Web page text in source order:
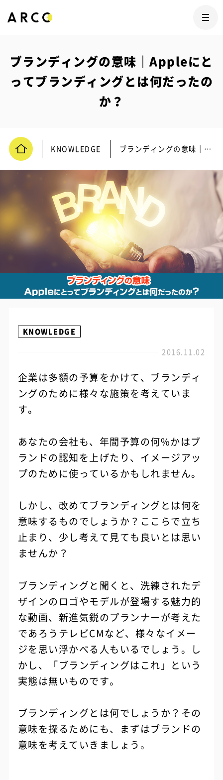
ブランディングの意味｜Appleにと
ってブランディングとは何だったの
か？
KNOWLEDGE ブランディングの意味｜Appleにとってブランディングとは何だったのか？
KNOWLEDGE
2016.11.02
企業は多額の予算をかけて、ブランディ
ングのために様々な施策を考えていま
す。
あなたの会社も、年間予算の何%かはブ
ランドの認知を上げたり、イメージアッ
プのために使っているかもしれません。
しかし、改めてブランディングとは何を
意味するものでしょうか？ここらで立ち
止まり、少し考えて見ても良いとは思い
ませんか？
ブランディングと聞くと、洗練されたデ
ザインのロゴやモデルが登場する魅力的
な動画、新進気鋭のプランナーが考えた
であろうテレビCMなど、様々なイメー
ジを思い浮かべる人もいるでしょう。し
かし、「ブランディングはこれ」という
実態は無いものです。
ブランディングとは何でしょうか？その
意味を探るためにも、まずはブランドの
意味を考えていきましょう。